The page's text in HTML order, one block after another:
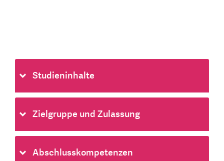
Studieninhalte
Zielgruppe und Zulassung
Abschlusskompetenzen